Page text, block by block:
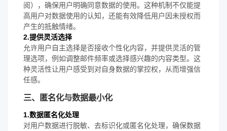
阅），确保用户明确同意数据的使用。这种机制不仅能提
高用户对数据使用的认知，还能有效降低用户因未授权而
产生的抵触情绪。
2.提供灵活选择
允许用户自主选择是否接收个性化内容，并提供灵活的管
理选项，例如调整邮件频率或选择感兴趣的内容类型。这
种灵活性让用户感受到对自身数据的掌控权，从而增强信
任感。
三、匿名化与数据最小化
1.数据匿名化处理
对用户数据进行脱敏、去标识化或匿名化处理，确保数据